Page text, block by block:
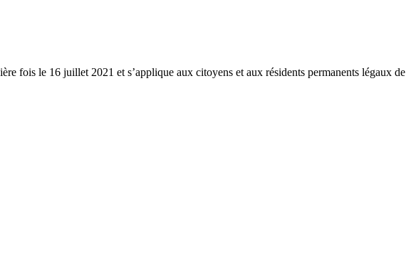
fois le 16 juillet 2021 et s’applique aux citoyens et aux résidents permanents légaux